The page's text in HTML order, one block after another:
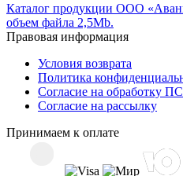
Каталог продукции ООО
объем файла 2,5Mb.
Правовая информация
Условия возврата
Политика
Согласие на обработку ПС
Согласие на рассылку
Принимаем к оплате